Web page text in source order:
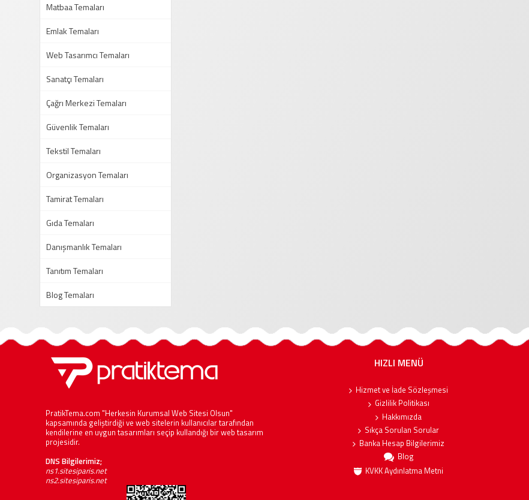
Matbaa Temaları
Emlak Temaları
Web Tasarımcı Temaları
Sanatçı Temaları
Çağrı Merkezi Temaları
Güvenlik Temaları
Tekstil Temaları
Organizasyon Temaları
Tamirat Temaları
Gıda Temaları
Danışmanlık Temaları
Tanıtım Temaları
Blog Temaları
PratikTema.com "Herkesin Kurumsal Web Sitesi Olsun"
kapsamında geliştirdiği ve web sitelerin kullanıcılar tarafından
kendilerine en uygun tasarımları seçip kullandığı bir web tasarım
projesidir.
DNS Bilgilerimiz;
ns1.sitesiparis.net
ns2.sitesiparis.net
HIZLI MENÜ
Hizmet ve İade Sözleşmesi
Gizlilik Politikası
Hakkımızda
Sıkça Sorulan Sorular
Banka Hesap Bilgilerimiz
Blog
KVKK Aydınlatma Metni